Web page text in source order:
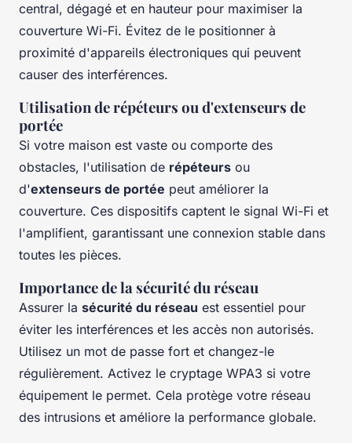
central, dégagé et en hauteur pour maximiser la
couverture Wi-Fi. Évitez de le positionner à
proximité d'appareils électroniques qui peuvent
causer des interférences.
Utilisation de répéteurs ou d'extenseurs de
portée
Si votre maison est vaste ou comporte des
obstacles, l'utilisation de répéteurs ou
d'extenseurs de portée peut améliorer la
couverture. Ces dispositifs captent le signal Wi-Fi et
l'amplifient, garantissant une connexion stable dans
toutes les pièces.
Importance de la sécurité du réseau
Assurer la sécurité du réseau est essentiel pour
éviter les interférences et les accès non autorisés.
Utilisez un mot de passe fort et changez-le
régulièrement. Activez le cryptage WPA3 si votre
équipement le permet. Cela protège votre réseau
des intrusions et améliore la performance globale.